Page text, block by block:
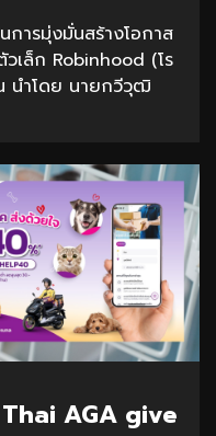
การมุ่งมั่นสร้างโอกาส
เล็ก Robinhood (โร
นำโดย นายกวีวุฒิ
AGA give